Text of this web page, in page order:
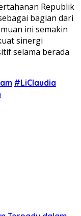
Republik
bagian dari
ini semakin
sinergi
selama berada
#LiClaudia